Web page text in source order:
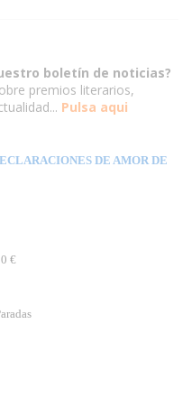
boletín de noticias?
premios literarios,
Pulsa aqui
DE AMOR DE
€